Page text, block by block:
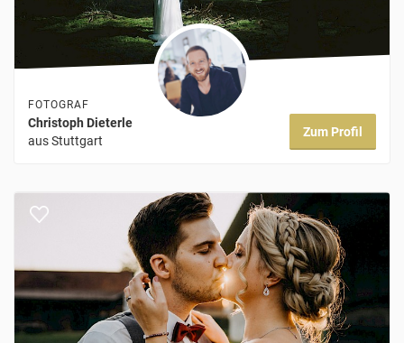
FOTOGRAF
Christoph Dieterle
aus Stuttgart
Zum Profil